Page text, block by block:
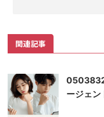
関連記事
ージェン